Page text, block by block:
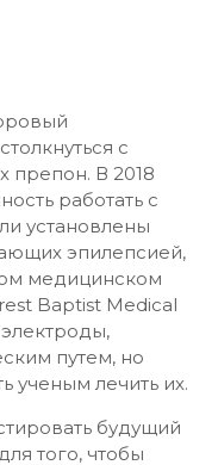
с
препон. В 2018
работать с
установлены
эпилепсией,
медицинском
Baptist Medical
путем, но
ученым лечить их.
будущий
того, чтобы